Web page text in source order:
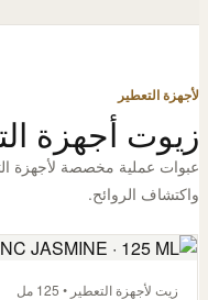
لأجهزة التعطير
زيوت أجهزة
عبوات عملية مخصصة لأجهزة
واكتشاف الروائح.
زيت لأجهزة التعطير • 125 مل